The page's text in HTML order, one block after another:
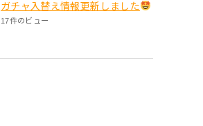
ガチャ入替え情報更新しました
17件のビュー